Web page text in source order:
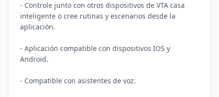
- Controle junto con otros dispositivos de VTA casa
inteligente o cree rutinas y escenarios desde la
aplicación.
- Aplicación compatible con dispositivos IOS y
Android.
- Compatible con asistentes de voz.